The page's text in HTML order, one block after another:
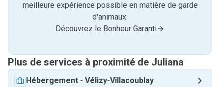
meilleure expérience possible en matière de garde
d'animaux.
Découvrez le Bonheur Garanti
Plus de services à proximité de Juliana
Hébergement - Vélizy-Villacoublay